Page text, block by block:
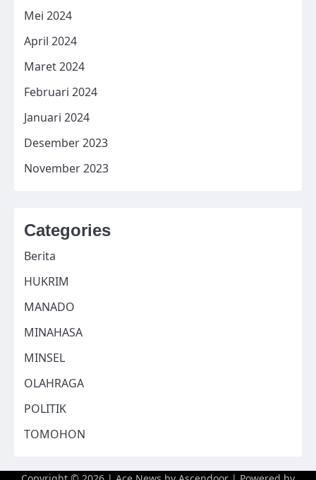
Mei 2024
April 2024
Maret 2024
Februari 2024
Januari 2024
Desember 2023
November 2023
Categories
Berita
HUKRIM
MANADO
MINAHASA
MINSEL
OLAHRAGA
POLITIK
TOMOHON